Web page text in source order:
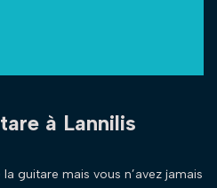
à Lannilis
guitare mais vous n’avez jamais